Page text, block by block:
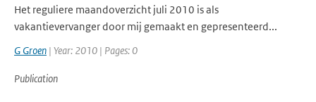
Het reguliere maandoverzicht juli 2010 is als
vakantievervanger door mij gemaakt en gepresenteerd...
G Groen | Year: 2010 | Pages: 0
Publication